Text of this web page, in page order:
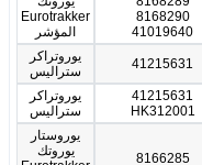
8168290
41019640
Eurotrakker
المؤشر
41215631
يوروتراكر
ستراليس
41215631
HK312001
يوروتراكر
ستراليس
8166285
يوروستار
يوروتك